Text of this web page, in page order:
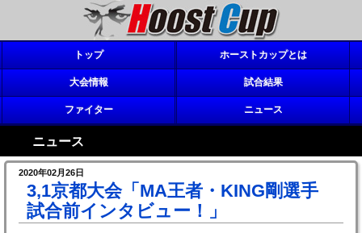
トップ ホーストカップとは
大会情報 試合結果
ファイター ニュース
ニュース
2020年02月26日
3,1京都大会「MA王者・KING剛選手
試合前インタビュー！」